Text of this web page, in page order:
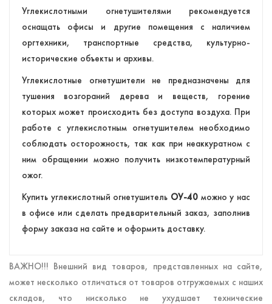
Углекислотными огнетушителями рекомендуется
оснащать офисы и другие помещения с наличием
оргтехники, транспортные средства, культурно-
исторические объекты и архивы.
Углекислотные огнетушители не предназначены для
тушения возгораний дерева и веществ, горение
которых может происходить без доступа воздуха. При
работе с углекислотным огнетушителем необходимо
соблюдать осторожность, так как при неаккуратном с
ним обращении можно получить низкотемпературный
ожог.
Купить углекислотный огнетушитель ОУ-40 можно у нас
в офисе или сделать предварительный заказ, заполнив
форму заказа на сайте и оформить доставку.
ВАЖНО!!! Внешний вид товаров, представленных на сайте,
может несколько отличаться от товаров отгружаемых с наших
складов, что нисколько не ухудшает технические